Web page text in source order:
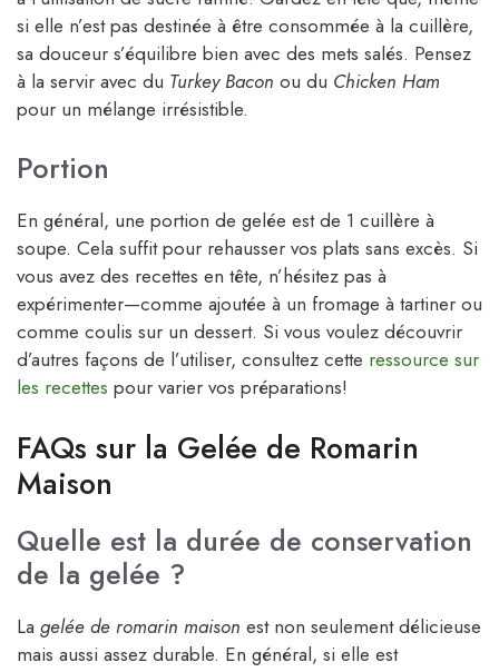
si elle n’est pas destinée à être consommée à la cuillère,
sa douceur s’équilibre bien avec des mets salés. Pensez
à la servir avec du Turkey Bacon ou du Chicken Ham
pour un mélange irrésistible.
Portion
En général, une portion de gelée est de 1 cuillère à
soupe. Cela suffit pour rehausser vos plats sans excès. Si
vous avez des recettes en tête, n’hésitez pas à
expérimenter—comme ajoutée à un fromage à tartiner ou
comme coulis sur un dessert. Si vous voulez découvrir
d’autres façons de l’utiliser, consultez cette ressource sur
les recettes pour varier vos préparations!
FAQs sur la Gelée de Romarin
Maison
Quelle est la durée de conservation
de la gelée ?
La gelée de romarin maison est non seulement délicieuse
mais aussi assez durable. En général, si elle est